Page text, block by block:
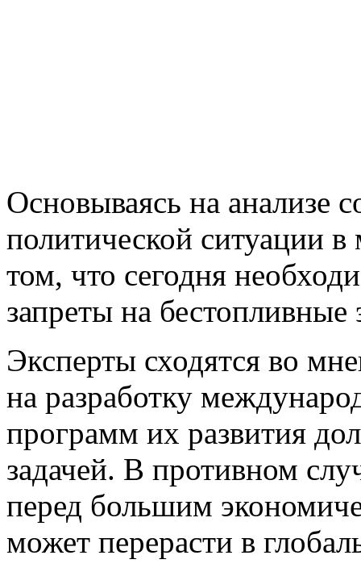
Основываясь на анализе
политической ситуации
том, что сегодня
запреты на бестопливные
Эксперты сходятся во
на разработку
программ их развития
задачей. В противном
перед большим
может перерасти в